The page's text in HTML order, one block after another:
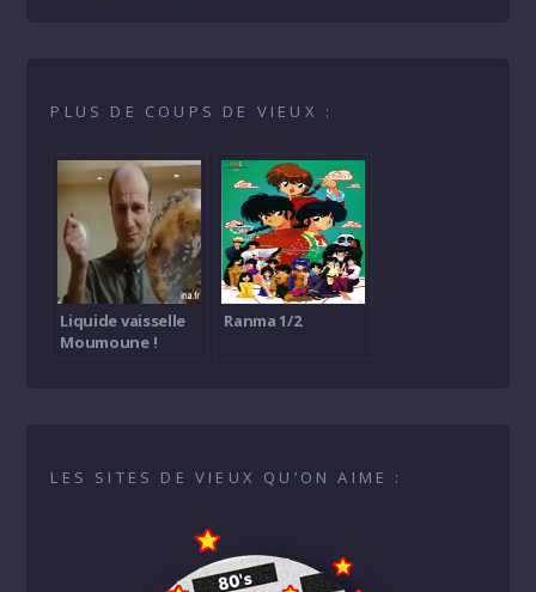
PLUS DE COUPS DE VIEUX :
Liquide vaisselle
Moumoune !
Ranma 1/2
LES SITES DE VIEUX QU’ON AIME :